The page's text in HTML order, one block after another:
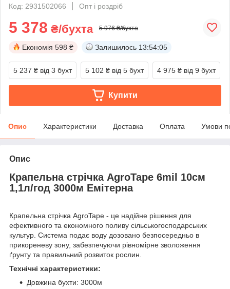
Код: 2931502066
Опт і роздріб
5 378 ₴/бухта 5 976 ₴/бухта
Економія 598 ₴ Залишилось 13:54:05
5 237 ₴ від 3 бухт 5 102 ₴ від 5 бухт 4 975 ₴ від 9 бухт
Купити
Опис Характеристики Доставка Оплата Умови
Опис
Крапельна стрічка AgroTape 6mil 10см
1,1л/год 3000м Емітерна
Крапельна стрічка AgroTape - це надійне рішення для
ефективного та економного поливу сільськогосподарських
культур. Система подає воду дозовано безпосередньо в
прикореневу зону, забезпечуючи рівномірне зволоження
ґрунту та правильний розвиток рослин.
Технічні характеристики:
Довжина бухти: 3000м